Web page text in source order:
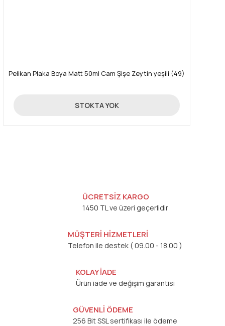
Pelikan Plaka Boya Matt 50ml Cam Şişe Zeytin yeşili (49)
25,34 TL
STOKTA YOK
ÜCRETSİZ KARGO
1450 TL ve üzeri geçerlidir
MÜŞTERİ HİZMETLERİ
Telefon ile destek ( 09.00 - 18.00 )
KOLAY İADE
Ürün iade ve değişim garantisi
GÜVENLİ ÖDEME
256 Bit SSL sertifikası ile ödeme